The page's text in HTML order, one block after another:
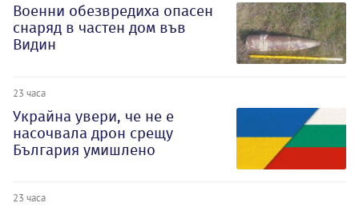
Военни обезвредиха опасен
снаряд в частен дом във
Видин
23 часа
Украйна увери, че не е
насочвала дрон срещу
България умишлено
23 часа